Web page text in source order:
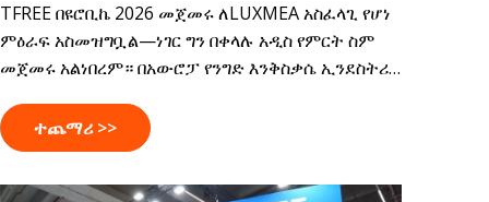
TFREE በዩሮቢኬ 2026 መጀመሩ ለLUXMEA አስፈላጊ የሆነ
ምዕራፍ አስመዝግቧል—ነገር ግን በቀላሉ አዲስ የምርት ስም
መጀመሩ አልነበረም። በአውሮፓ የንግድ እንቅስቃሴ ኢንደስትሪ
ኦፕሬተሮች ብልህ፣ ይበልጥ የተገናኙ እና ይበልጥ ቀልጣፋ
የትራንስፖርት መፍትሄዎችን እንደሚፈልጉ የአምራቾች ሚና
ተጨማሪ >>